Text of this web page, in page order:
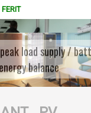
FERIT
load supply /
balance